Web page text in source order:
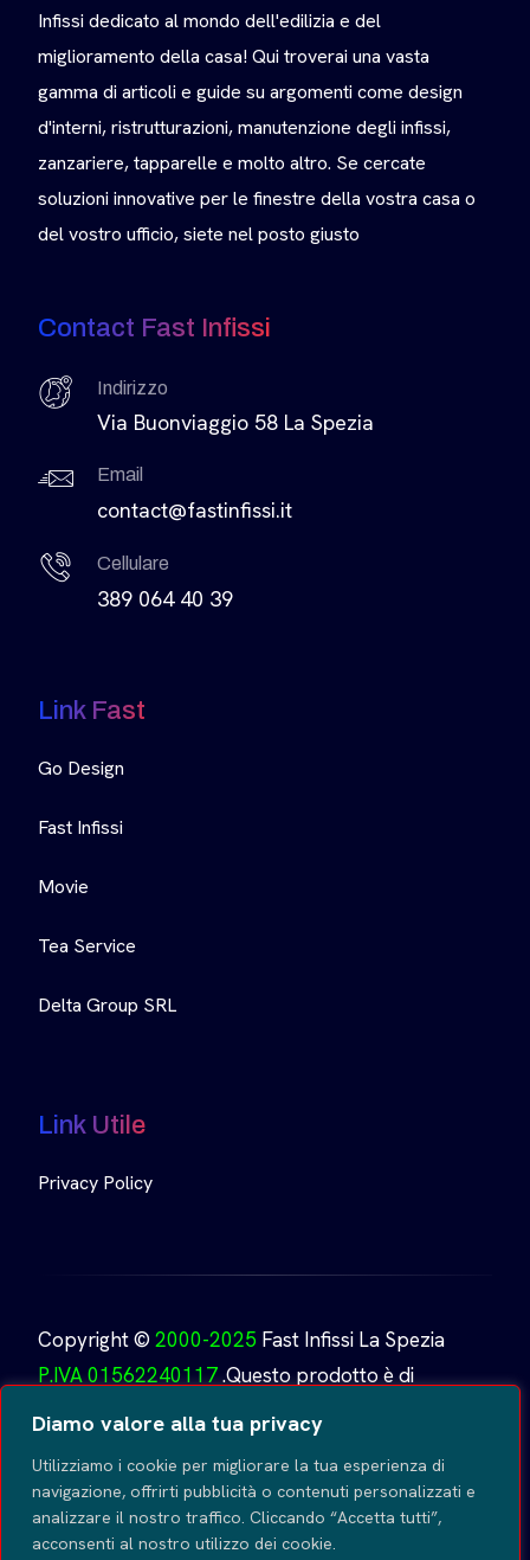
Diamo valore alla tua privacy
Utilizziamo i cookie per migliorare la tua esperienza di
navigazione, offrirti pubblicità o contenuti personalizzati e
analizzare il nostro traffico. Cliccando “Accetta tutti”,
acconsenti al nostro utilizzo dei cookie.
Infissi dedicato al mondo dell'edilizia e del
miglioramento della casa! Qui troverai una vasta
gamma di articoli e guide su argomenti come design
d'interni, ristrutturazioni, manutenzione degli infissi,
zanzariere, tapparelle e molto altro. Se cercate
soluzioni innovative per le finestre della vostra casa o
del vostro ufficio, siete nel posto giusto
Contact Fast Infissi
Indirizzo
Via Buonviaggio 58 La Spezia
Email
contact@fastinfissi.it
Cellulare
389 064 40 39
Link Fast
Go Design
Fast Infissi
Movie
Tea Service
Delta Group SRL
Link Utile
Privacy Policy
Copyright © 2000-2025 Fast Infissi La Spezia
P.IVA 01562240117.Questo prodotto è di
proprietà di
Fast Infissi. Creato da